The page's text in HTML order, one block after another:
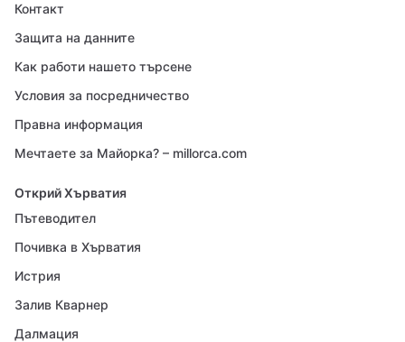
Контакт
Защита на данните
Как работи нашето търсене
Условия за посредничество
Правна информация
Мечтаете за Майорка? – millorca.com
Открий Хърватия
Пътеводител
Почивка в Хърватия
Истрия
Залив Кварнер
Далмация